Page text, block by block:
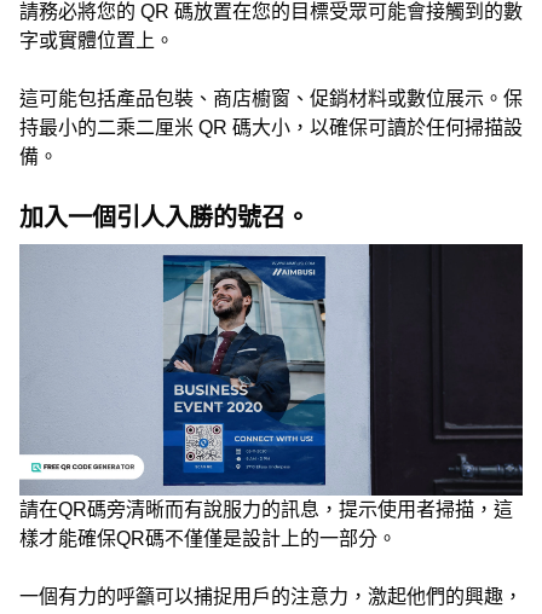
請務必將您的 QR 碼放置在您的目標受眾可能會接觸到的數
字或實體位置上。
這可能包括產品包裝、商店櫥窗、促銷材料或數位展示。保
持最小的二乘二厘米 QR 碼大小，以確保可讀於任何掃描設
備。
加入一個引人入勝的號召。
請在QR碼旁清晰而有說服力的訊息，提示使用者掃描，這
樣才能確保QR碼不僅僅是設計上的一部分。
一個有力的呼籲可以捕捉用戶的注意力，激起他們的興趣，